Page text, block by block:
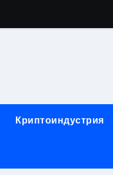
лент
компонентов
и сценарии
Криптоиндустрия